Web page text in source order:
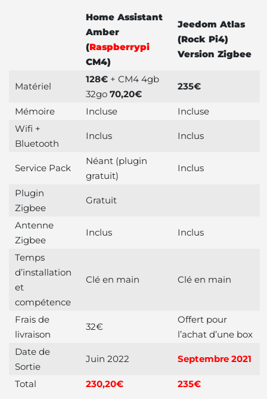
Home Assistant
Amber
(Raspberrypi
CM4)
Jeedom Atlas
(Rock Pi4)
Version Zigbee
Matériel
128€ + CM4 4gb
32go 70,20€
235€
Mémoire Incluse
Incluse
Wifi +
Bluetooth
Inclus Inclus
Service Pack
Néant (plugin
gratuit)
Inclus
Plugin
Zigbee
Gratuit
Antenne
Zigbee
Inclus Inclus
Temps
d’installation
et
compétence
Clé en main Clé en main
Frais de
livraison
32€
Offert pour
l’achat d’une box
Date de
Sortie
Juin 2022 Septembre 2021
Total 230,20€ 235€